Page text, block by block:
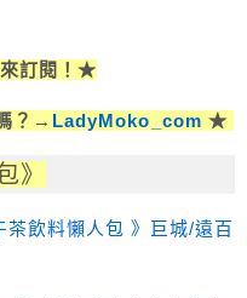
來訂閱！★
？→ LadyMoko_com ★
》
飲料懶人包 》巨城/遠百